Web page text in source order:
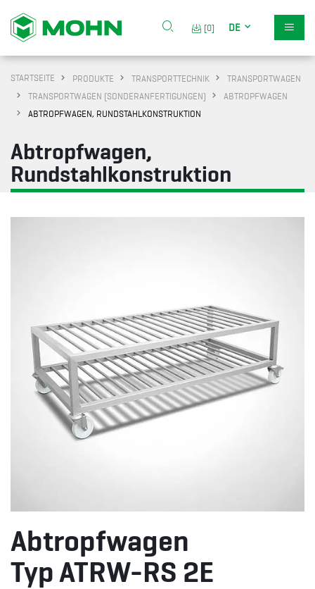
[0] DE
STARTSEITE PRODUKTE TRANSPORTTECHNIK
TRANSPORTWAGEN
TRANSPORTWAGEN (SONDERANFERTIGUNGEN)
ABTROPFWAGEN
ABTROPFWAGEN, RUNDSTAHLKONSTRUKTION
Abtropfwagen,
Rundstahlkonstruktion
Abtropfwagen
Typ ATRW-RS 2E